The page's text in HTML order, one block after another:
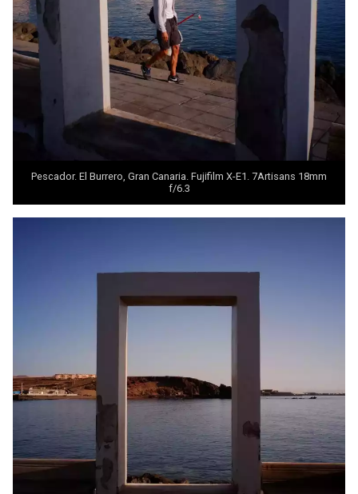
Pescador. El Burrero, Gran Canaria. Fujifilm X-E1. 7Artisans 18mm
f/6.3